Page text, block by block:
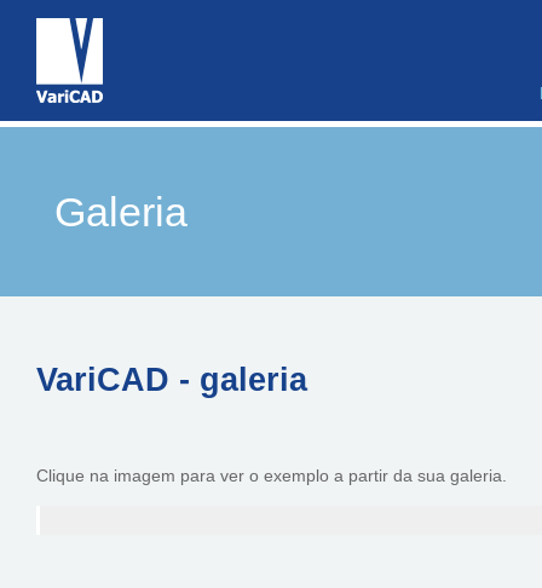
Galeria
VariCAD - galeria
Clique na imagem para ver o exemplo a partir da sua galeria.